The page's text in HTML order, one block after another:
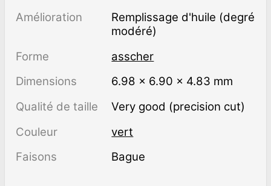
Amélioration
remplissage d'huile (degré
modéré)
Forme
asscher
Dimensions
6.98 × 6.90 × 4.83 mm
Qualité de taille
Very good (precision cut)
Couleur
vert
Faisons
Bague